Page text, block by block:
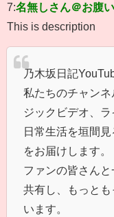
7:名無しさん＠お腹
This is description
乃木坂日記
私たちのチャン
ジックビデオ、
日常生活を垣間
をお届けします。
ファンの皆さん
共有し、もっと
います。